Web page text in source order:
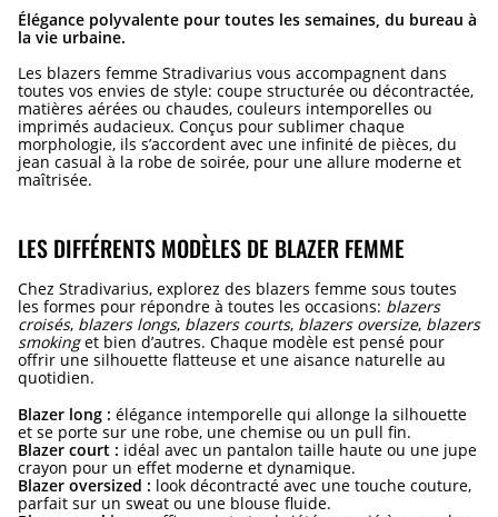
Élégance polyvalente pour toutes les semaines, du bureau à
la vie urbaine.
Les blazers femme Stradivarius vous accompagnent dans
toutes vos envies de style: coupe structurée ou décontractée,
matières aérées ou chaudes, couleurs intemporelles ou
imprimés audacieux. Conçus pour sublimer chaque
morphologie, ils s’accordent avec une infinité de pièces, du
jean casual à la robe de soirée, pour une allure moderne et
maîtrisée.
LES DIFFÉRENTS MODÈLES DE BLAZER FEMME
Chez Stradivarius, explorez des blazers femme sous toutes
les formes pour répondre à toutes les occasions: blazers
croisés, blazers longs, blazers courts, blazers oversize, blazers
smokinget bien d’autres. Chaque modèle est pensé pour
offrir une silhouette flatteuse et une aisance naturelle au
quotidien.
Blazer long : élégance intemporelle qui allonge la silhouette
et se porte sur une robe, une chemise ou un pull fin.
Blazer court : idéal avec un pantalon taille haute ou une jupe
crayon pour un effet moderne et dynamique.
Blazer oversized : look décontracté avec une touche couture,
parfait sur un sweat ou une blouse fluide.